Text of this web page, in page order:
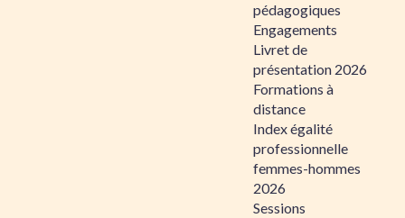
pédagogiques
Engagements
Livret de
présentation 2026
Formations à
distance
Index égalité
professionnelle
femmes-hommes
2026
Sessions